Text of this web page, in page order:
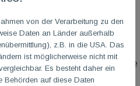
Mischung aus Aerobic und
Musik starten wir mit einer
Beine koordiniert bewegt und
Danach geht es mit
Körperstellen auf der Matte
reicht hier das Eigengewicht
von der Verarbeitung zu den
Daten an Länder außerhalb
z.B. in die USA. Das
ist möglicherweise nicht mit
Es besteht daher ein
Behörden auf diese Daten